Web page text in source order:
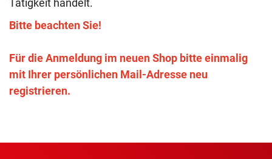
Tätigkeit handelt.
Bitte beachten Sie!
Für die Anmeldung im neuen Shop bitte einmalig
mit Ihrer persönlichen Mail-Adresse neu
registrieren.